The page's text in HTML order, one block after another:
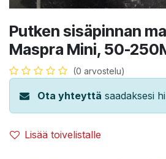
Putken sisäpinnan
Maspra Mini, 50-
(0 arvostelu)
Ota yhteyttä saadaksesi
Lisää toivelistalle